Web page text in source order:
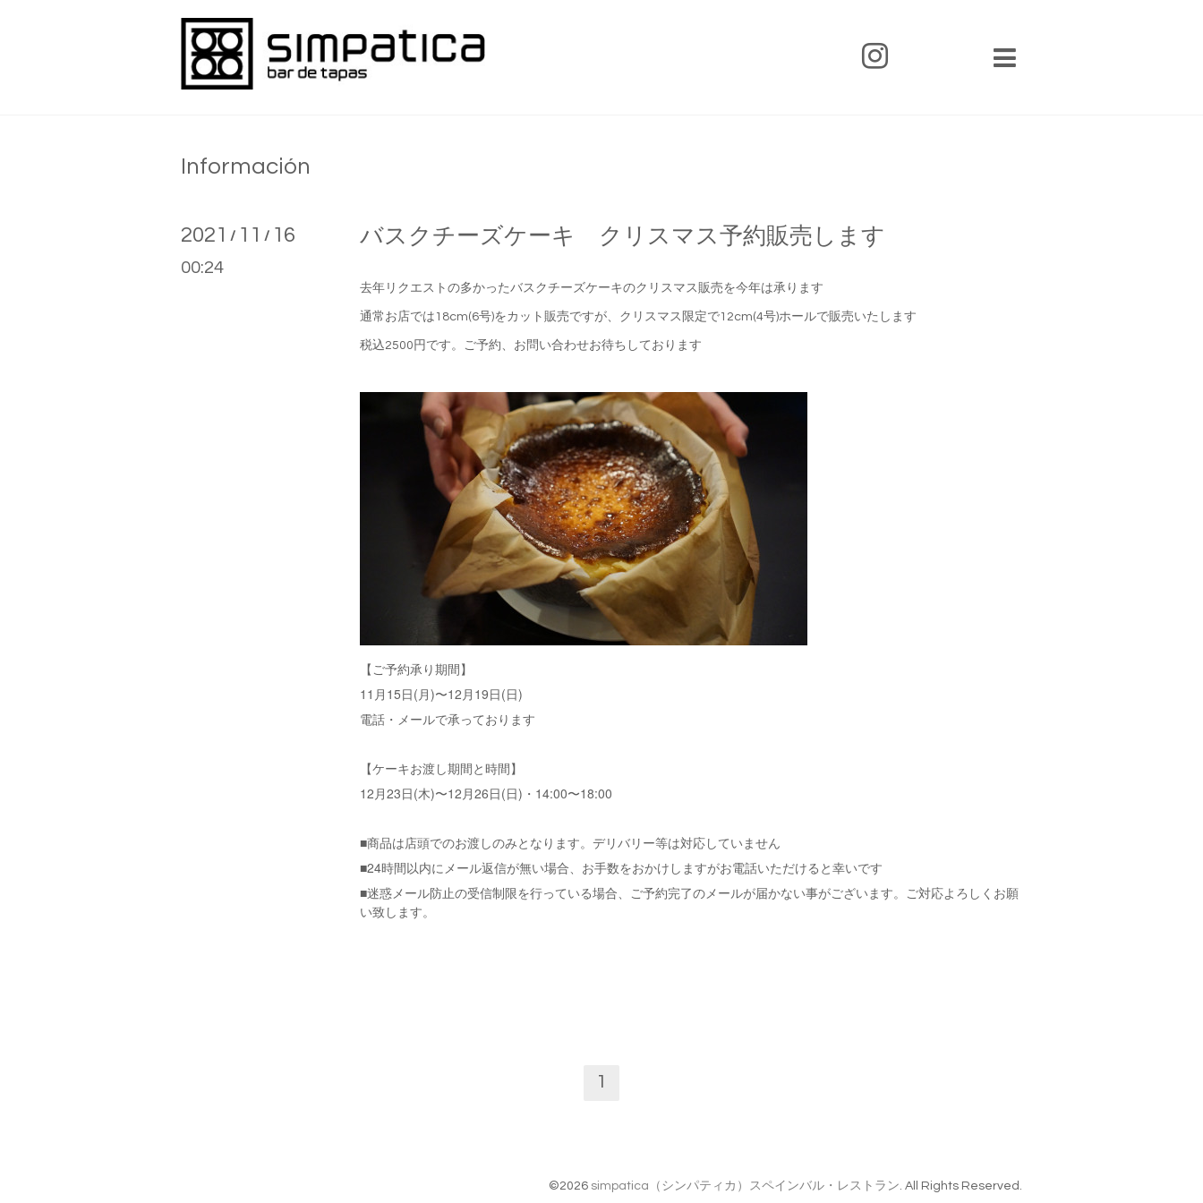
Información
2021 / 11 / 16
00:24
バスクチーズケーキ クリスマス予約販売します
去年リクエストの多かったバスクチーズケーキのクリスマス販売を今年は承ります
通常お店では18cm(6号)をカット販売ですが、クリスマス限定で12cm(4号)ホールで販売いたします
税込2500円です。ご予約、お問い合わせお待ちしております
【ご予約承り期間】
11月15日(月)〜12月19日(日)
電話・メールで承っております
【ケーキお渡し期間と時間】
12月23日(木)〜12月26日(日)・14:00〜18:00
■商品は店頭でのお渡しのみとなります。デリバリー等は対応していません
■24時間以内にメール返信が無い場合、お手数をおかけしますがお電話いただけると幸いです
■迷惑メール防止の受信制限を行っている場合、ご予約完了のメールが届かない事がございます。ご対応よろしくお願
い致します。
1
©2026 simpatica（シンパティカ）スペインバル・レストラン. All Rights Reserved.